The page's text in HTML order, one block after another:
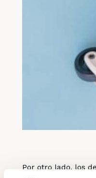
Por otro lado, los